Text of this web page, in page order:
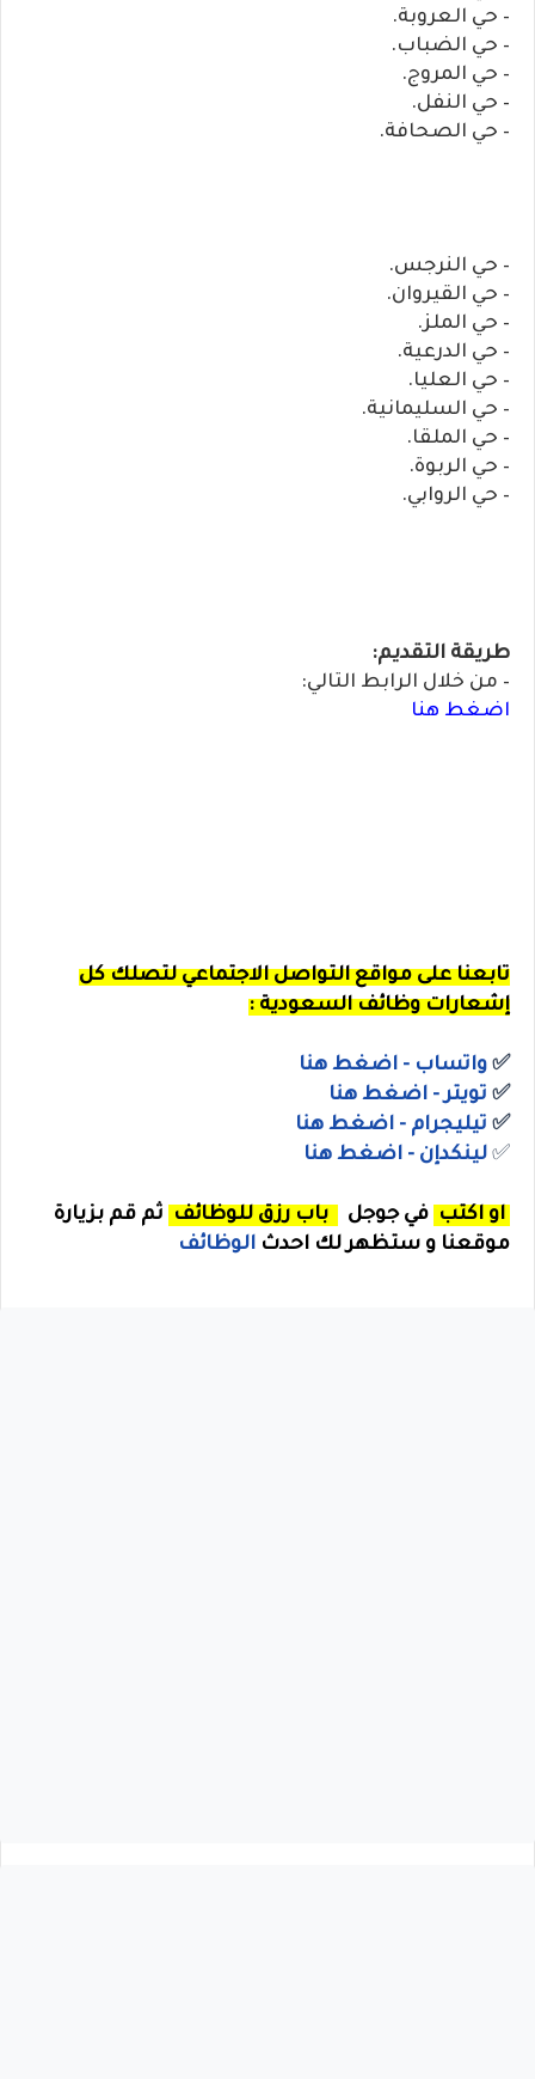
– حي العروبة.
– حي الضباب.
– حي المروج.
– حي النفل.
– حي الصحافة.
– حي النرجس.
– حي القيروان.
– حي الملز.
– حي الدرعية.
– حي العليا.
– حي السليمانية.
– حي الملقا.
– حي الربوة.
– حي الروابي.
طريقة التقديم:
– من خلال الرابط التالي:
اضغط هنا
تابعناعلى مواقع التواصل الاجتماعي لتصلك كل
إشعارات وظائف السعودية :
✅ واتساب - اضغط هنا
✅ تويتر- اضغط هنا
✅ تيليجرام - اضغط هنا
✅ لينكدإن - اضغط هنا
او اكتب في جوجل باب رزق للوظائف
ثم قم بزيارة
موقعنا و ستظهر لك احدث الوظائف